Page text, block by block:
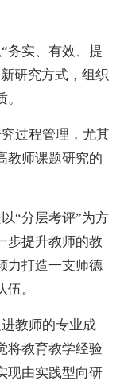
务实、有效、提
研究方式，组织
过程管理，尤其
教师课题研究的
“分层考评”为方
步提升教师的教
力打造一支师德
。
教师的专业成
将教育教学经验
现由实践型向研